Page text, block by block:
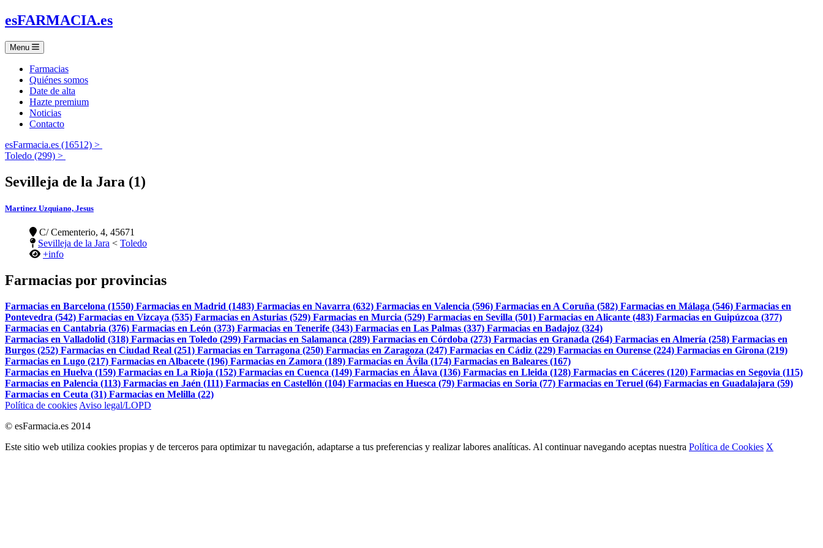
esFARMACIA.es
Menu
Farmacias
Quiénes somos
Date de alta
Hazte premium
Noticias
Contacto
esFarmacia.es (16512) >
Toledo (299) >
Sevilleja de la Jara (1)
Martinez Uzquiano, Jesus
C/ Cementerio, 4, 45671
Sevilleja de la Jara < Toledo
+info
Farmacias por provincias
Farmacias en Barcelona (1550) Farmacias en Madrid (1483) Farmacias en Navarra (632) Farmacias en Valencia (596) Farmacias en A Coruña (582) Farmacias en Málaga (546) Farmacias en
Pontevedra (542) Farmacias en Vizcaya (535) Farmacias en Asturias (529) Farmacias en Murcia (529) Farmacias en Sevilla (501) Farmacias en Alicante (483) Farmacias en Guipúzcoa (377)
Farmacias en Cantabria (376) Farmacias en León (373) Farmacias en Tenerife (343) Farmacias en Las Palmas (337) Farmacias en Badajoz (324)
Farmacias en Valladolid (318) Farmacias en Toledo (299) Farmacias en Salamanca (289) Farmacias en Córdoba (273) Farmacias en Granada (264) Farmacias en Almería (258) Farmacias en
Burgos (252) Farmacias en Ciudad Real (251) Farmacias en Tarragona (250) Farmacias en Zaragoza (247) Farmacias en Cádiz (229) Farmacias en Ourense (224) Farmacias en Girona (219)
Farmacias en Lugo (217) Farmacias en Albacete (196) Farmacias en Zamora (189) Farmacias en Ávila (174) Farmacias en Baleares (167)
Farmacias en Huelva (159) Farmacias en La Rioja (152) Farmacias en Cuenca (149) Farmacias en Álava (136) Farmacias en Lleida (128) Farmacias en Cáceres (120) Farmacias en Segovia (115)
Farmacias en Palencia (113) Farmacias en Jaén (111) Farmacias en Castellón (104) Farmacias en Huesca (79) Farmacias en Soria (77) Farmacias en Teruel (64) Farmacias en Guadalajara (59)
Farmacias en Ceuta (31) Farmacias en Melilla (22)
Política de cookies Aviso legal/LOPD
© esFarmacia.es 2014
Este sitio web utiliza cookies propias y de terceros para optimizar tu navegación, adaptarse a tus preferencias y realizar labores analíticas. Al continuar navegando aceptas nuestra Política de Cookies X